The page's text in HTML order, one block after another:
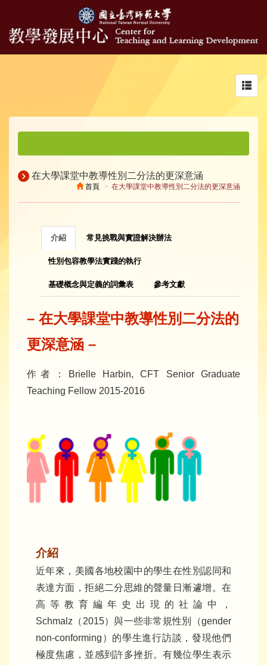
在大學課堂中教導性別二分法的更深意涵
首頁 在大學課堂中教導性別二分法的更深意涵
介紹 常見挑戰與實證解決辦法
性別包容教學法實踐的執行
基礎概念與定義的詞彙表 參考文獻
– 在大學課堂中教導性別二分法的
更深意涵 –
作者：Brielle Harbin, CFT Senior Graduate
Teaching Fellow 2015-2016
介紹
近年來，美國各地校園中的學生在性別認同和
表達方面，拒絕二分思維的聲量日漸遽增。在
高等教育編年史出現的社論中，
Schmalz（2015）與一些非常規性別（gender
non-conforming）的學生進行訪談，發現他們
極度焦慮，並感到許多挫折。有幾位學生表示